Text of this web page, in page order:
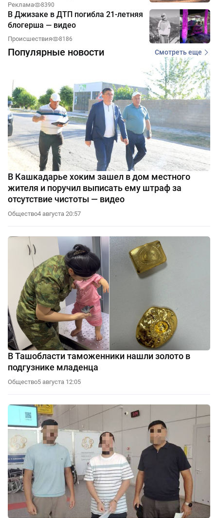
Реклама 8390
В Джизаке в ДТП погибла 21-летняя
блогерша — видео
Происшествия 8186
Популярные новости Смотреть еще
В Кашкадарье хоким зашел в дом местного
жителя и поручил выписать ему штраф за
отсутствие чистоты — видео
Общество4 августа 20:57
В Ташобласти таможенники нашли золото в
подгузнике младенца
Общество5 августа 12:05